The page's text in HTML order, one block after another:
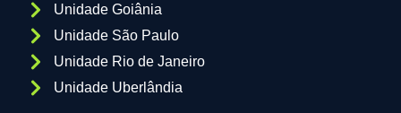
Unidade Goiânia
Unidade São Paulo
Unidade Rio de Janeiro
Unidade Uberlândia